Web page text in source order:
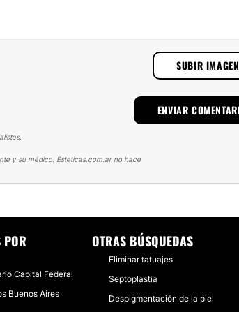
SUBIR IMAGEN
y su médico. Esteticas.com.ar no hace
POR
Capital Federal
Buenos Aires
OTRAS BÚSQUEDAS
Eliminar tatuajes
Septoplastia
Despigmentación de la piel